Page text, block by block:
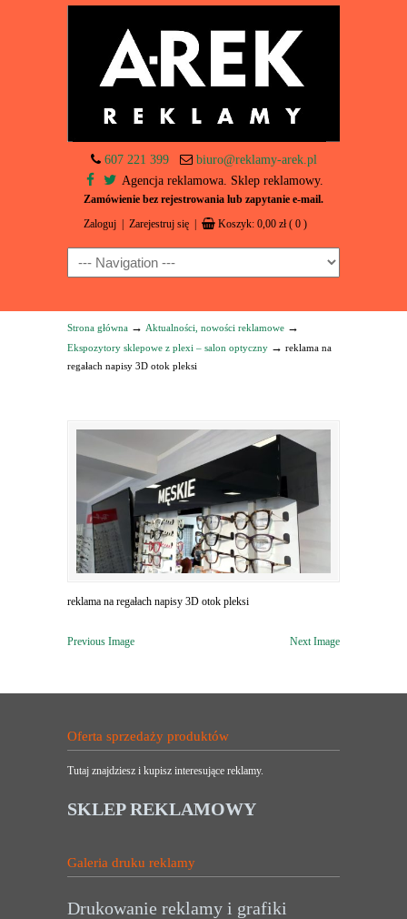
607 221 399
biuro@reklamy-arek.pl
Agencja reklamowa. Sklep reklamowy.
Zamówienie bez rejestrowania lub zapytanie e-mail.
Zaloguj Zarejestruj się Koszyk: 0,00 zł ( 0 )
Navigation
Strona główna → Aktualności, nowości reklamowe →
Ekspozytory sklepowe z plexi – salon optyczny → reklama na
regałach napisy 3D otok pleksi
reklama na regałach napisy 3D otok pleksi
Previous Image Next Image
Oferta sprzedaży produktów
Tutaj znajdziesz i kupisz interesujące reklamy.
SKLEP REKLAMOWY
Galeria druku reklamy
Drukowanie reklamy i grafiki